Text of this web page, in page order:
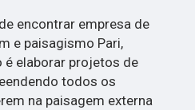
encontrar empresa de
e paisagismo Pari,
é elaborar projetos de
todos os
na paisagem externa